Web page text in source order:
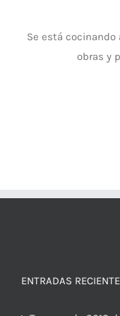
Se está cocinando
obras y
ENTRADAS